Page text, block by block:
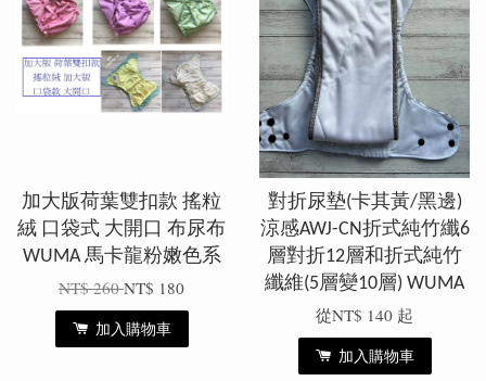
加大版荷葉雙扣款 搖粒
絨 口袋式 大開口 布尿布
WUMA 馬卡龍粉嫩色系
NT$ 260NT$ 180
加入購物車
對折尿墊(卡其黃/黑邊)
涼感AWJ-CN折式純竹纖6
層對折12層和折式純竹
纖維(5層變10層) WUMA
從NT$ 140 起
加入購物車